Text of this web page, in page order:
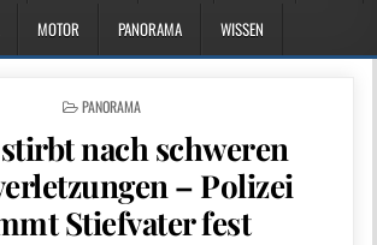
MOTOR PANORAMA WISSEN
POSTED IN
PANORAMA
nach schweren
– Polizei
Stiefvater fest